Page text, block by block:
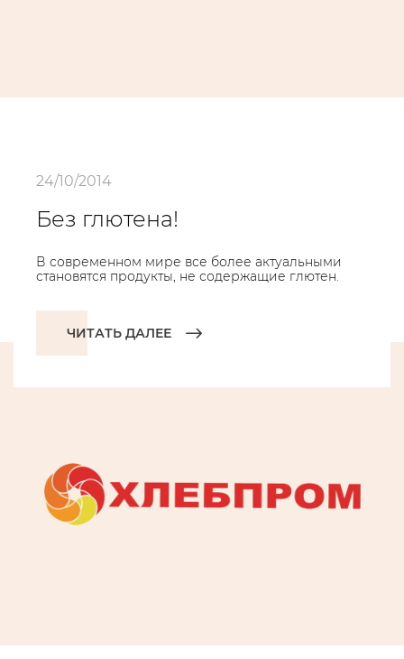
24/10/2014
Без глютена!
В современном мире все более актуальными
становятся продукты, не содержащие глютен.
ЧИТАТЬ ДАЛЕЕ